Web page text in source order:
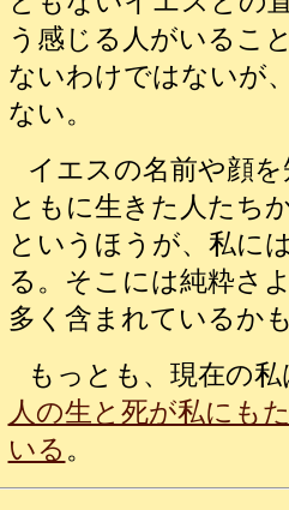
う感じる人がいるこ
ないわけではないが
ない。
イエスの名前や顔
ともに生きた人たち
というほうが、私に
る。そこには純粋さ
多く含まれているか
もっとも、現在の私
人の生と死が私にも
いる 。